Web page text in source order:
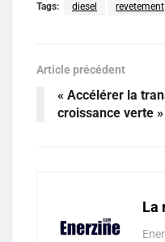
Tags: diesel revetement
Article précédent
« Accélérer la
croissance verte »
La